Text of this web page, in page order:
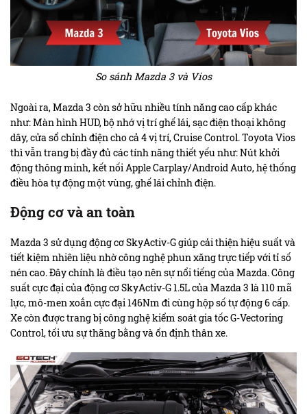
So sánh Mazda 3 và Vios
Ngoài ra, Mazda 3 còn sở hữu nhiều tính năng cao cấp khác
như: Màn hình HUD, bộ nhớ vị trí ghế lái, sạc điện thoại không
dây, cửa sổ chỉnh điện cho cả 4 vị trí, Cruise Control. Toyota Vios
thì vẫn trang bị đầy đủ các tính năng thiết yếu như: Nút khởi
động thông minh, kết nối Apple Carplay/Android Auto, hệ thống
điều hòa tự động một vùng, ghế lái chỉnh điện.
Động cơ và an toàn
Mazda 3 sử dụng động cơ SkyActiv-G giúp cải thiện hiệu suất và
tiết kiệm nhiên liệu nhờ công nghệ phun xăng trực tiếp với tỉ số
nén cao. Đây chính là điều tạo nên sự nổi tiếng của Mazda. Công
suất cực đại của động cơ SkyActiv-G 1.5L của Mazda 3 là 110 mã
lực, mô-men xoắn cực đại 146Nm đi cùng hộp số tự động 6 cấp.
Xe còn được trang bị công nghệ kiểm soát gia tốc G-Vectoring
Control, tối ưu sự thăng bằng và ổn định thân xe.